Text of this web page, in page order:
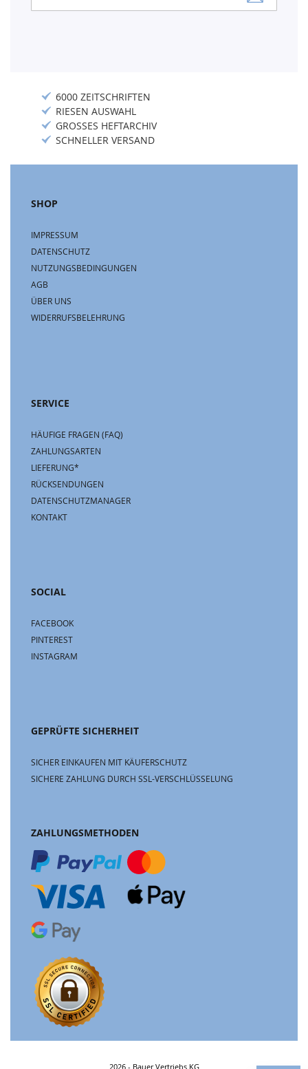
Newsletter:
6000 ZEITSCHRIFTEN
RIESEN AUSWAHL
GROSSES HEFTARCHIV
SCHNELLER VERSAND
SHOP
IMPRESSUM
DATENSCHUTZ
NUTZUNGSBEDINGUNGEN
AGB
ÜBER UNS
WIDERRUFSBELEHRUNG
SERVICE
HÄUFIGE FRAGEN (FAQ)
ZAHLUNGSARTEN
LIEFERUNG*
RÜCKSENDUNGEN
DATENSCHUTZMANAGER
KONTAKT
SOCIAL
FACEBOOK
PINTEREST
INSTAGRAM
GEPRÜFTE SICHERHEIT
SICHER EINKAUFEN MIT KÄUFERSCHUTZ
SICHERE ZAHLUNG DURCH SSL-VERSCHLÜSSELUNG
ZAHLUNGSMETHODEN
2026 - Bauer Vertriebs KG